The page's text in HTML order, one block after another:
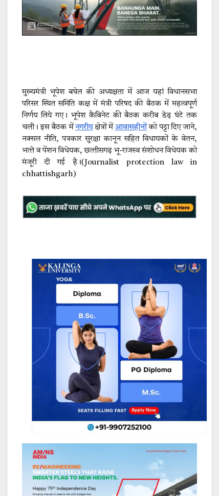
मुख्यमंत्री भूपेश बघेल की अध्यक्षता में आज यहां विधानसभा
परिसर स्थित समिति कक्ष में मंत्री परिषद की बैठक में महत्वपूर्ण
निर्णय लिये गए। भूपेश कैबिनेट की बैठक करीब डेढ़ घंटे तक
चली। इस बैठक मेंनगरीयक्षेत्रों मेंआवासहीनोंको पट्टा दिए जाने,
नक्‍सल नीति, पत्रकार सुरक्षा कानून सहित विधायकों के वेतन,
भत्‍ते व पेंशन विधेयक, छत्‍तीसगढ़ भू-राजस्‍व संशोधन विधेयक को
मंजूरी दी गई है।(Journalist protection law in
chhattishgarh)